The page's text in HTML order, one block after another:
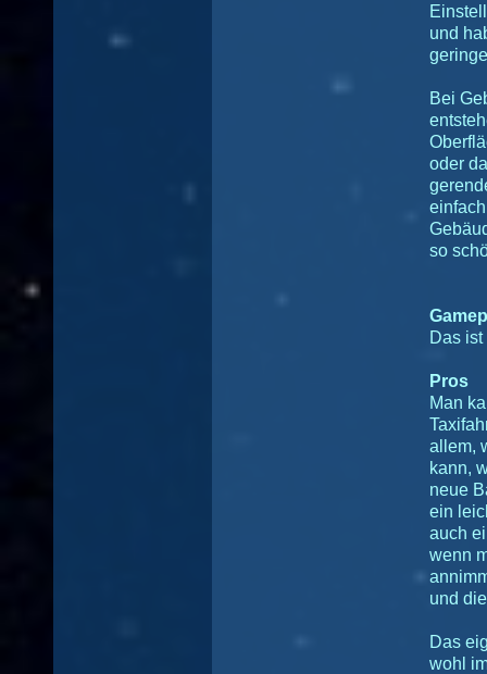
und
Bei
oder
so
Das
Pros
Man
allem,
kann,
neue
ein
auch
wenn
und
Das
wohl